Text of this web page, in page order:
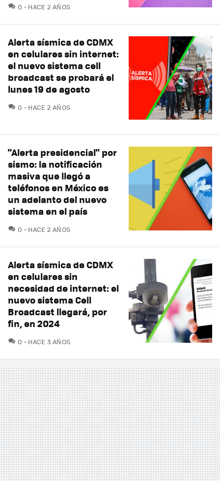
0 COMENTARIOS
HACE 2 AÑOS
Alerta sísmica de CDMX
en celulares sin internet:
el nuevo sistema cell
broadcast se probará el
lunes 19 de agosto
0 COMENTARIOS
HACE 2 AÑOS
"Alerta presidencial" por
sismo: la notificación
masiva que llegó a
teléfonos en México es
un adelanto del nuevo
sistema en el país
0 COMENTARIOS
HACE 2 AÑOS
Alerta sísmica de CDMX
en celulares sin
necesidad de internet: el
nuevo sistema Cell
Broadcast llegará, por
fin, en 2024
0 COMENTARIOS
HACE 3 AÑOS